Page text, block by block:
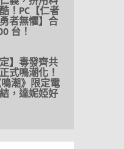
！PC【仁者
者無懼】合
台！
定】毒發齊共
式鳴潮化！
鳴潮》限定電
，達妮婭好